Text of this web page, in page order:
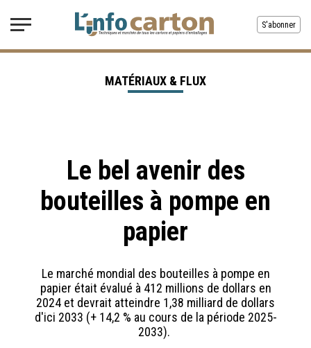
S'abonner
Le bel avenir des
bouteilles à pompe en
papier
Le marché mondial des bouteilles à pompe en
papier était évalué à 412 millions de dollars en
2024 et devrait atteindre 1,38 milliard de dollars
d'ici 2033 (+ 14,2 % au cours de la période 2025-
2033).
MATÉRIAUX & FLUX